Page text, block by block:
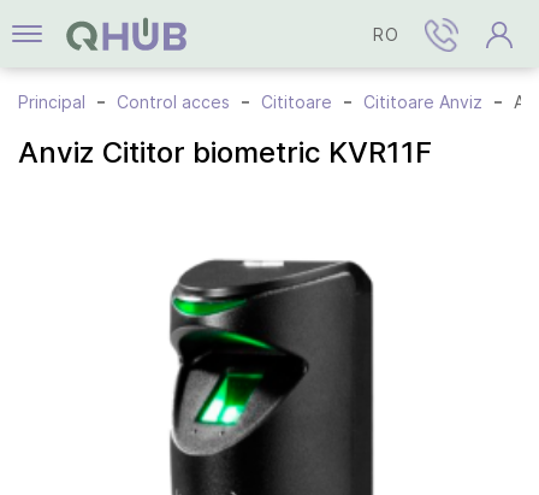
RO
Principal Control acces Cititoare Cititoare Anviz
Anviz Cititor biometric KVR11F